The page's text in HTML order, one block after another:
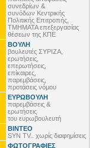
συνεδρίων &
συνόδων Κεντρικής
Πολιτικής Επιτροπής,
ΤΜΗΜΑΤΑ επεξεργασίας
θέσεων της ΚΠΕ
ΒΟΥΛΗ
βουλευτές ΣΥΡΙΖΑ,
ερωτήσεις,
επερωτήσεις,
επίκαιρες,
παρεμβάσεις,
προτάσεις νόμου
ΕΥΡΩΒΟΥΛΗ
παρεμβάσεις &
ερωτήσεις
του ευρωβουλευτή
ΒΙΝΤΕΟ
SYN TV.. χωρίς διαφημίσεις
ΦΩΤΟΓΡΑΦΙΕΣ